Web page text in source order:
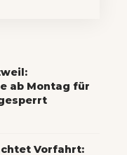
ab Montag für
Vorfahrt: